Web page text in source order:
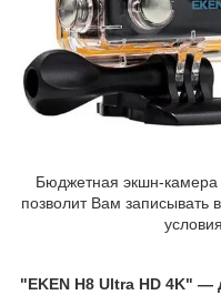
Бюджетная экшн-камера
позволит Вам записывать
"EKEN H8 Ultra HD 4K" —